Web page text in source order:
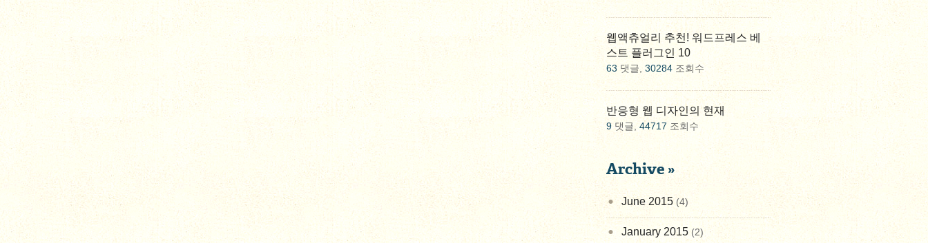
웹액츄얼리 추천! 워드프레스 베
스트 플러그인 10
63 댓글, 30284 조회수
반응형 웹 디자인의 현재
9 댓글, 44717 조회수
Archive »
June 2015 (4)
January 2015 (2)